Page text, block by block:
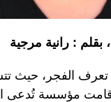
بقلم : رانية مرجية
تعرف الفجر، حيث
مؤسسة تُدعى